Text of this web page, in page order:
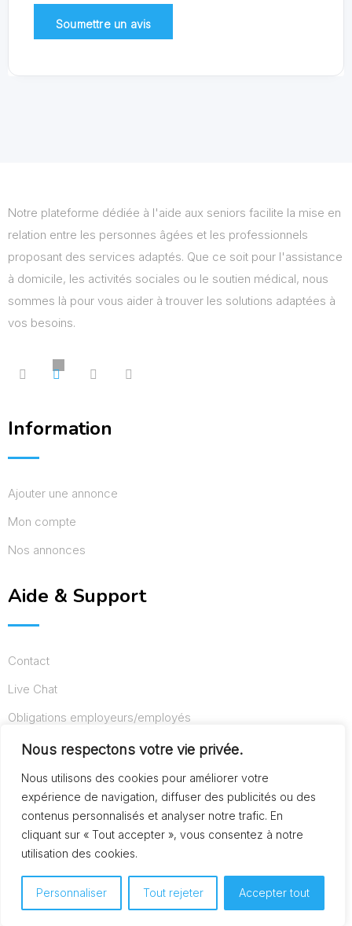
Nous respectons votre vie privée.
Nous utilisons des cookies pour améliorer votre
expérience de navigation, diffuser des publicités ou des
contenus personnalisés et analyser notre trafic. En
cliquant sur « Tout accepter », vous consentez à notre
utilisation des cookies.
Personnaliser Tout rejeter Accepter tout
Notre plateforme dédiée à l'aide aux seniors facilite la mise en
relation entre les personnes âgées et les professionnels
proposant des services adaptés. Que ce soit pour l'assistance
à domicile, les activités sociales ou le soutien médical, nous
sommes là pour vous aider à trouver les solutions adaptées à
vos besoins.
Information
Ajouter une annonce
Mon compte
Nos annonces
Aide & Support
Contact
Live Chat
Obligations employeurs/employés
Conditions d’utilisation
Mentions légales
© Copyright AideAuxSeniors.fr 2024. Designed and
Developed by